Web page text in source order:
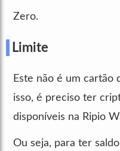
Zero.
Limite
Este não é um
isso, é preciso ter
disponíveis na Ripio
Ou seja, para ter